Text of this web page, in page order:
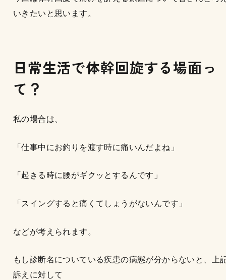
いきたいと思います。
日常生活で体幹回旋する場面っ
て？
私の場合は、
「仕事中にお釣りを渡す時に痛いんだよね」
「起きる時に腰がギクッとするんです」
「スイングすると痛くてしょうがないんです」
などが考えられます。
もし診断名についている疾患の病態が分からないと、上
訴えに対して